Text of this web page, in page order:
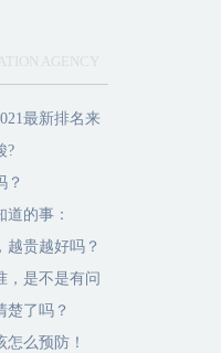
AGENCY
最新排名来
?
？
的事：
越贵越好吗？
，是不是有问
楚了吗？
么预防！